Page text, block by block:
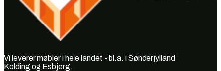
Vi leverer møbler i hele landet - bl.a. i Sønderjylland
Kolding og Esbjerg.